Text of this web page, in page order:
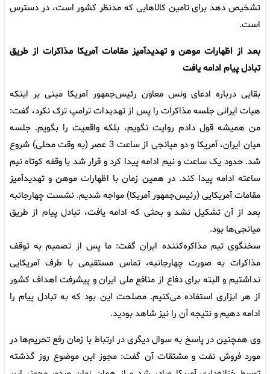
تشخیص دهد برای تامین کالاهایی که مدنظر کشور است، در دسترس
است.
بعد از اظهارات موهن و تهدیدآمیز مقامات آمریکا مذاکرات از طریق
تبادل پیام ادامه یافت
بقایی درباره ادعای ونس معاون رئیس‌جمهور آمریکا مبنی بر اینکه
هیات ایرانی جلسه مذاکرات را پس از تهدیدات ترامپ ترک نکرد، گفت:
من همیشه قول دادم روایت نگویم، بلکه واقعیت را بگویم. جلسه
میان ایران، آمریکا و دو میانجی از ساعت 3 عصر (به وقت محلی) شروع
شد. حدود یک ساعت و نیم ادامه پیدا کرد و قرار شد با وقفه کوتاه نیم
ساعته ادامه پیدا کند. در همین زمان با اظهارات موهن و تهدیدآمیز
مقامات آمریکایی (رئیس‌جمهور آمریکا) مواجه شدیم. نشست چهارجانبه
بعد از آن تشکیل نشد و بحثی که ادامه یافت، تبادل پیام از طریق
میانجی‌ها بود.
سخنگوی تیم مذاکره‌کننده ایران گفت: ما پس از تصمیم به توقف
مذاکرات به صورت چهارجانبه، تماس مستقیمی با طرف آمریکایی
نداشتیم و البته برای دفاع از منافع ملی ایران و پیشرفت اهداف کشور
از هر ابزاری استفاده می‌کنیم. مصلحت این بود که به تبادل پیام را
ادامه دهیم و نتیجه آن را نیز شاهد بودید.
وی همچنین در پاسخ به سوال دیگری در ارتباط با زمان رفع تحریم‌ها در
مورد فروش نفت و مشتقات آن گفت: مجوز این موضوع روز گذشته